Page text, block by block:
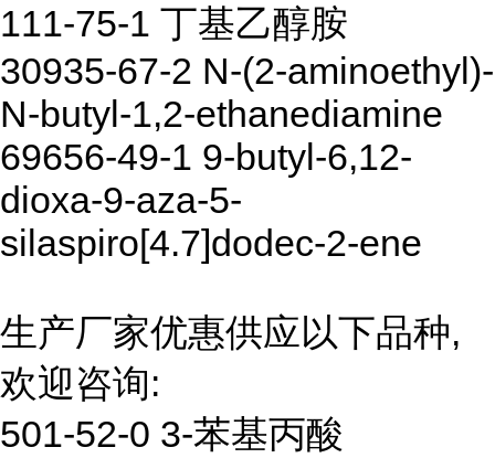
111-75-1 丁基乙醇胺
30935-67-2 N-(2-aminoethyl)-
N-butyl-1,2-ethanediamine
69656-49-1 9-butyl-6,12-
dioxa-9-aza-5-
silaspiro[4.7]dodec-2-ene
生产厂家优惠供应以下品种,
欢迎咨询:
501-52-0 3-苯基丙酸